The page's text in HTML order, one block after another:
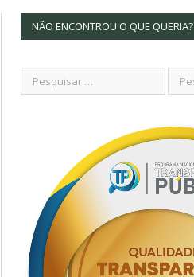
NÃO ENCONTROU O QUE QUERIA?